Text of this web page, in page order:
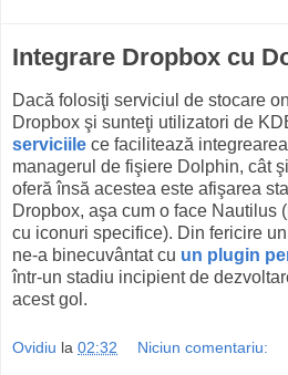
Integrare Dropbox cu
Dacă folosiţi serviciul de stocare
Dropbox şi sunteţi utilizatori de
serviciile ce facilitează
managerul de fişiere Dolphin, cât
oferă însă acestea este afişarea
Dropbox, aşa cum o face Nautilus
cu iconuri specifice). Din fericire
ne-a binecuvântat cu un plugin
într-un stadiu incipient de
acest gol.
Ovidiu la 02:32 Niciun comentariu: